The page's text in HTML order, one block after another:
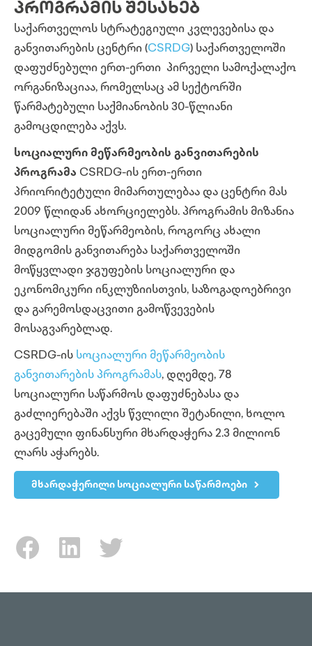
ᲞᲠᲝᲒᲠᲐᲛᲘᲡ ᲨᲔᲡᲐᲮᲔᲑ
საქართველოს სტრატეგიული კვლევებისა და
განვითარების ცენტრი (CSRDG) საქართველოში
დაფუძნებული ერთ-ერთი პირველი სამოქალაქო
ორგანიზაციაა, რომელსაც ამ სექტორში
წარმატებული საქმიანობის 30-წლიანი
გამოცდილება აქვს.
სოციალური მეწარმეობის განვითარების
პროგრამა CSRDG-ის ერთ-ერთი
პრიორიტეტული მიმართულებაა და ცენტრი მას
2009 წლიდან ახორციელებს. პროგრამის მიზანია
სოციალური მეწარმეობის, როგორც ახალი
მიდგომის განვითარება საქართველოში
მოწყვლადი ჯგუფების სოციალური და
ეკონომიკური ინკლუზიისთვის, საზოგადოებრივი
და გარემოსდაცვითი გამოწვევების
მოსაგვარებლად.
CSRDG-ის სოციალური მეწარმეობის
განვითარების პროგრამას, დღემდე, 78
სოციალური საწარმოს დაფუძნებასა და
გაძლიერებაში აქვს წვლილი შეტანილი, ხოლო
გაცემული ფინანსური მხარდაჭერა 2.3 მილიონ
ლარს აჭარებს.
მხარდაჭერილი სოციალური საწარმოები